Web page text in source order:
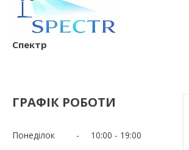
Спектр
ГРАФІК РОБОТИ
Понеділок 10:00
19:00